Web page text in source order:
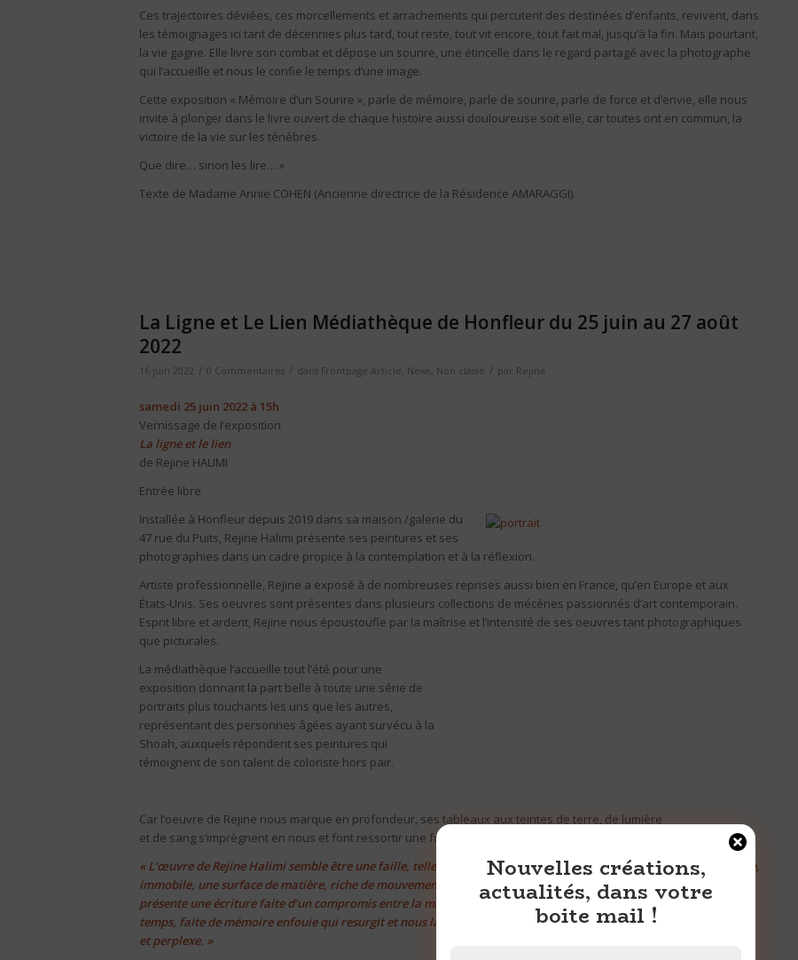
Ces trajectoires déviées, ces morcellements et arrachements qui percutent des destinées d’enfants, revivent, dans
les témoignages ici tant de décennies plus tard, tout reste, tout vit encore, tout fait mal, jusqu’à la fin. Mais pourtant,
la vie gagne. Elle livre son combat et dépose un sourire, une étincelle dans le regard partagé avec la photographe
qui l’accueille et nous le confie le temps d’une image.
Cette exposition « Mémoire d’un Sourire », parle de mémoire, parle de sourire, parle de force et d’envie, elle nous
invite à plonger dans le livre ouvert de chaque histoire aussi douloureuse soit elle, car toutes ont en commun, la
victoire de la vie sur les ténèbres.
Que dire… sinon les lire… »
Texte de Madame Annie COHEN (Ancienne directrice de la Résidence AMARAGGI).
La Ligne et Le Lien Médiathèque de Honfleur du 25 juin au 27 août
2022
16 juin 2022 / 0 Commentaires / dans Frontpage Article, News, Non classé / par Rejine
samedi 25 juin 2022 à 15h
Vernissage de l’exposition
La ligne et le lien
de Rejine HALIMI
Entrée libre
Installée à Honfleur depuis 2019 dans sa maison /galerie du
47 rue du Puits, Rejine Halimi présente ses peintures et ses
photographies dans un cadre propice à la contemplation et à la réflexion.
Artiste professionnelle, Rejine a exposé à de nombreuses reprises aussi bien en France, qu’en Europe et aux
États-Unis. Ses oeuvres sont présentes dans plusieurs collections de mécènes passionnés d’art contemporain.
Esprit libre et ardent, Rejine nous époustoufle par la maîtrise et l’intensité de ses oeuvres tant photographiques
que picturales.
La médiathèque l’accueille tout l’été pour une
exposition donnant la part belle à toute une série de
portraits plus touchants les uns que les autres,
représentant des personnes âgées ayant survécu à la
Shoah, auxquels répondent ses peintures qui
témoignent de son talent de coloriste hors pair.
Car l’oeuvre de Rejine nous marque en profondeur, ses tableaux aux teintes de terre, de lumière
et de sang s’imprègnent en nous et font ressortir une force venant du fond des âges :
« L’œuvre de Rejine Halimi semble être une faille, telle cette terre qui bouge, s’ouvre brutalement et nous montre,
immobile, une surface de matière, riche de mouvements figés, d’épaisseurs et de subtiles couleurs. L’artiste nous
présente une écriture faite d’un compromis entre la matière et son martèlement, une écriture sortie du fond des
temps, faite de mémoire enfouie qui resurgit et nous laisse empreints de joie, de mélancolie agréablement forte
et perplexe. »
Nouvelles créations,
actualités, dans votre
boite mail !